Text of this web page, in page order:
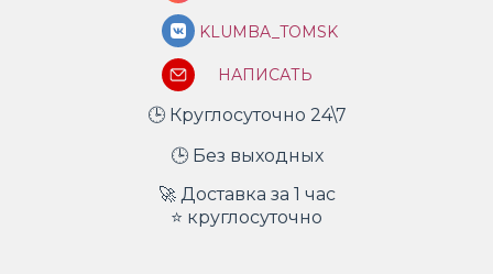
KLUMBA_TOMSK
НАПИСАТЬ
🕒 Круглосуточно 24\7
🕒 Без выходных
🚀 Доставка за 1 час
⭐ круглосуточно